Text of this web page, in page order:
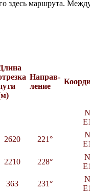
здесь маршрута.
Направ-
ление
2620 221°
2210 228°
363 231°